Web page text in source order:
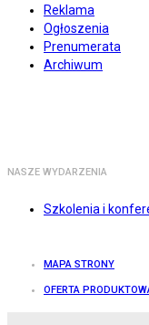
Reklama
Ogłoszenia
Prenumerata
Archiwum
NASZE WYDARZENIA
Szkolenia i
MAPA STRONY
OFERTA